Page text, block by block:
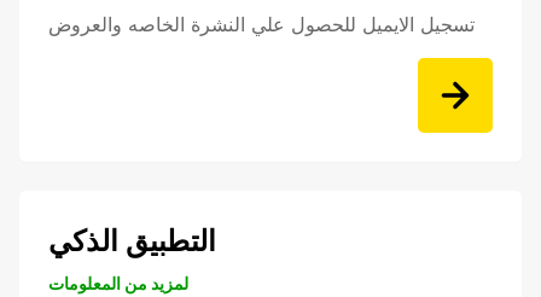
تسجيل الايميل للحصول علي النشرة الخاصه والعروض
التطبيق الذكي
لمزيد من المعلومات